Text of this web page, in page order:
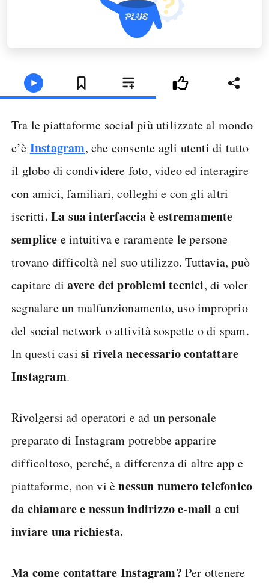
Tra le piattaforme social più utilizzate al mondo
c’è Instagram, che consente agli utenti di tutto
il globo di condividere foto, video ed interagire
con amici, familiari, colleghi e con gli altri
iscritti. La sua interfaccia è estremamente
semplice e intuitiva e raramente le persone
trovano difficoltà nel suo utilizzo. Tuttavia, può
capitare diavere dei problemi tecnici, di voler
segnalare un malfunzionamento, uso improprio
del social network o attività sospette o di spam.
In questi casi si rivela necessario contattare
Instagram.
Rivolgersi ad operatori e ad un personale
preparato di Instagram potrebbe apparire
difficoltoso, perché, a differenza di altre app e
piattaforme, non vi ènessun numero telefonico
da chiamare e nessun indirizzo e-mail a cui
inviare una richiesta.
Ma come contattare Instagram? Per ottenere